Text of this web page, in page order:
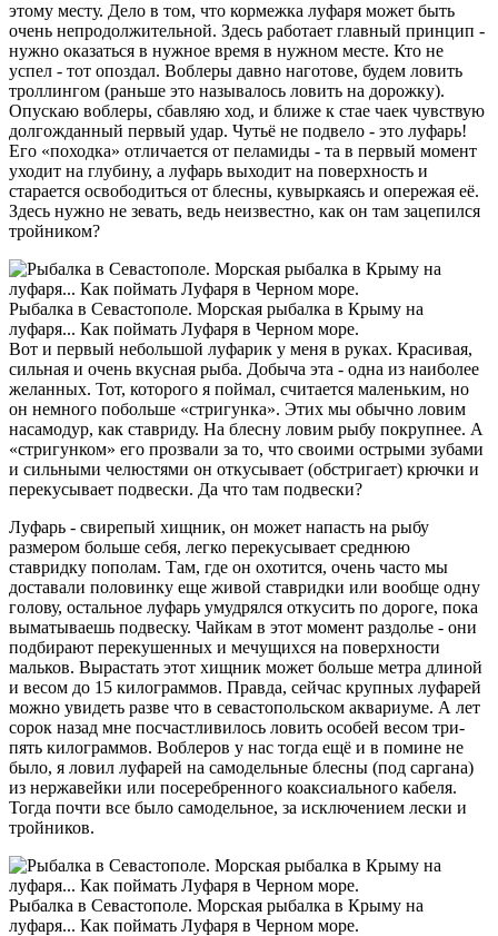
этому месту. Дело в том, что кормежка луфаря может быть
очень непродолжительной. Здесь работает главный принцип -
нужно оказаться в нужное время в нужном месте. Кто не
успел - тот опоздал. Воблеры давно наготове, будем ловить
троллингом (раньше это называлось ловить на дорожку).
Опускаю воблеры, сбавляю ход, и ближе к стае чаек чувствую
долгожданный первый удар. Чутьё не подвело - это луфарь!
Его «походка» отличается от пеламиды - та в первый момент
уходит на глубину, а луфарь выходит на поверхность и
старается освободиться от блесны, кувыркаясь и опережая её.
Здесь нужно не зевать, ведь неизвестно, как он там зацепился
тройником?
Рыбалка в Севастополе. Морская рыбалка в Крыму на
луфаря... Как поймать Луфаря в Черном море.
Вот и первый небольшой луфарик у меня в руках. Красивая,
сильная и очень вкусная рыба. Добыча эта - одна из наиболее
желанных. Тот, которого я поймал, считается маленьким, но
он немного побольше «стригунка». Этих мы обычно ловим
насамодур, как ставриду. На блесну ловим рыбу покрупнее. А
«стригунком» его прозвали за то, что своими острыми зубами
и сильными челюстями он откусывает (обстригает) крючки и
перекусывает подвески. Да что там подвески?
Луфарь - свирепый хищник, он может напасть на рыбу
размером больше себя, легко перекусывает среднюю
ставридку пополам. Там, где он охотится, очень часто мы
доставали половинку еще живой ставридки или вообще одну
голову, остальное луфарь умудрялся откусить по дороге, пока
выматываешь подвеску. Чайкам в этот момент раздолье - они
подбирают перекушенных и мечущихся на поверхности
мальков. Вырастать этот хищник может больше метра длиной
и весом до 15 килограммов. Правда, сейчас крупных луфарей
можно увидеть разве что в севастопольском аквариуме. А лет
сорок назад мне посчастливилось ловить особей весом три-
пять килограммов. Воблеров у нас тогда ещё и в помине не
было, я ловил луфарей на самодельные блесны (под саргана)
из нержавейки или посеребренного коаксиального кабеля.
Тогда почти все было самодельное, за исключением лески и
тройников.
Рыбалка в Севастополе. Морская рыбалка в Крыму на
луфаря... Как поймать Луфаря в Черном море.